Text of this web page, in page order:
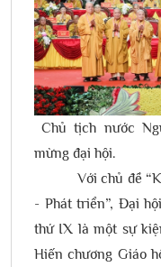
Chủ tịch nước
mừng đại hội.
Với chủ đề
- Phát triển”, Đại
thứ IX là một sự
Hiến chương Giáo